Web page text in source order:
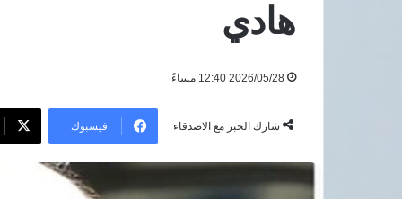
هادي
2026/05/28 12:40 مساءً
شارك الخبر مع الاصدقاء فيسبوك